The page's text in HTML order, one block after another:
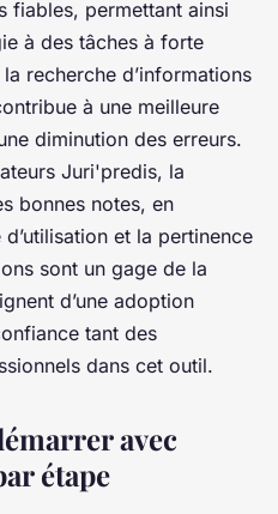
fiables, permettant ainsi
à des tâches à forte
recherche d’informations
à une meilleure
diminution des erreurs.
Juri'predis, la
bonnes notes, en
et la pertinence
sont un gage de la
d’une adoption
tant des
dans cet outil.
avec
étape